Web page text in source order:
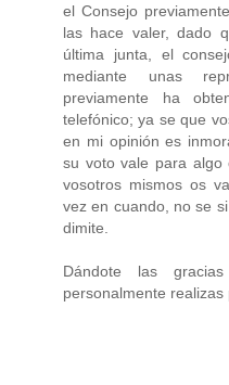
el Consejo
las hace valer, dado
última junta, el
mediante unas
previamente ha
telefónico; ya se que
en mi opinión es
su voto vale para
vosotros mismos os
vez en cuando, no se
dimite.
Dándote las
personalmente